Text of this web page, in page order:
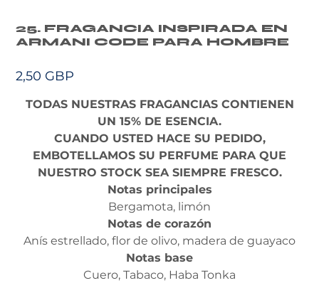
25. FRAGANCIA INSPIRADA EN
ARMANI CODE PARA HOMBRE
2,50 GBP
TODAS NUESTRAS FRAGANCIAS CONTIENEN
UN 15% DE ESENCIA.
CUANDO USTED HACE SU PEDIDO,
EMBOTELLAMOS SU PERFUME PARA QUE
NUESTRO STOCK SEA SIEMPRE FRESCO.
Notas principales
Bergamota, limón
Notas de corazón
Anís estrellado, flor de olivo, madera de guayaco
Notas base
Cuero, Tabaco, Haba Tonka